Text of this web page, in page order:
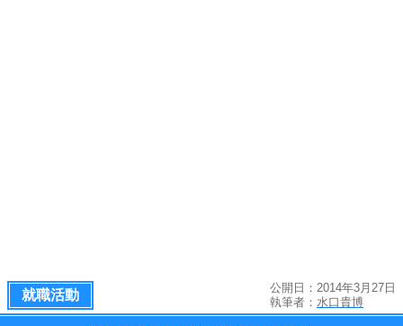
就職活動
公開日：2014年3月27日
執筆者： 水口貴博